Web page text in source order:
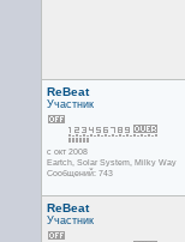
ReBeat
Участник
с окт 2008
Eartch, Solar System, Milky Way
Сообщений: 743
ReBeat
Участник